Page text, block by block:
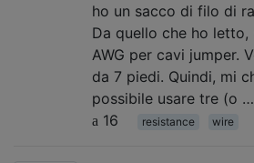
ho un sacco di filo di
Da quello che ho
AWG per cavi jumper.
da 7 piedi. Quindi, mi
possibile usare tre (o …
16
resistance wire